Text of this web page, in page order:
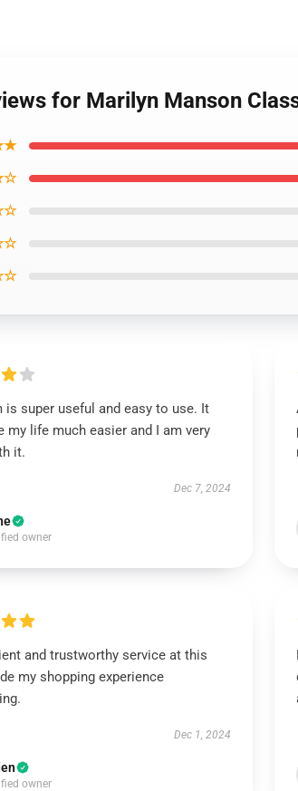
for Marilyn Manson
is super useful and easy to use. It
my life much easier and I am very
it.
Dec 7, 2024
owner
and trustworthy service at this
my shopping experience
Dec 1, 2024
owner